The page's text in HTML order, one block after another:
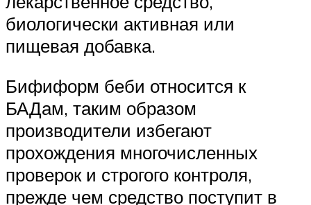
биологически активная или
пищевая добавка.
Бифиформ беби относится к
БАДам, таким образом
производители избегают
прохождения многочисленных
проверок и строгого контроля,
прежде чем средство поступит в